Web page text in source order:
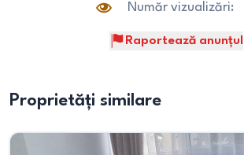
Număr vizualizări:
Raportează anunțul
Proprietăți similare